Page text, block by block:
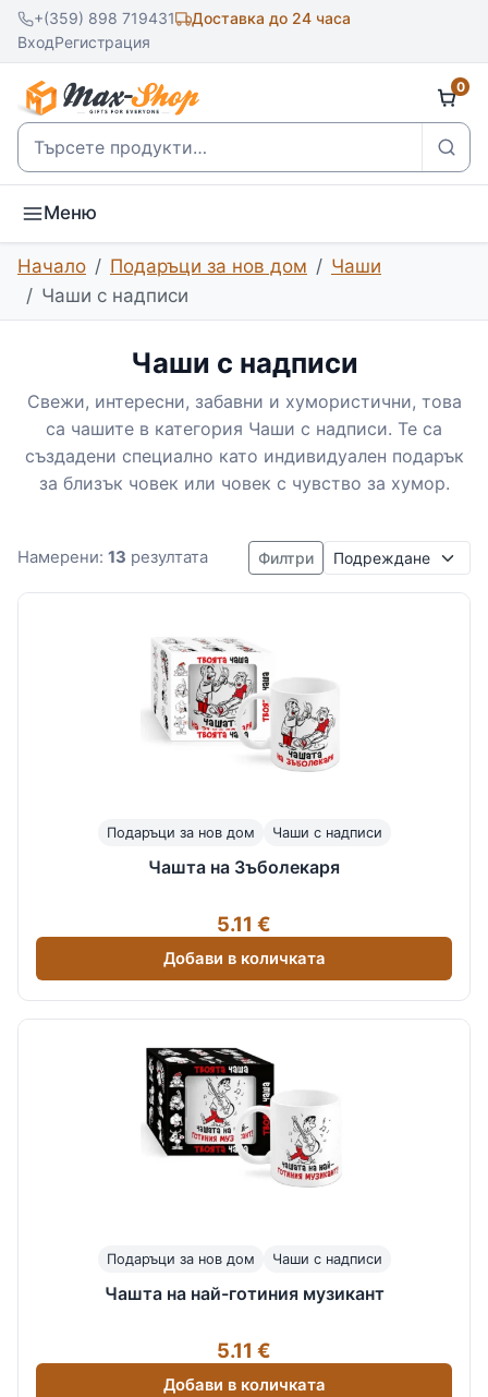
+(359) 898 719431
Доставка до 24 часа
ВходРегистрация
Търсене
0
Меню
Начало Подаръци за нов дом
Чаши
Чаши с надписи
Чаши с надписи
Свежи, интересни, забавни и хумористични, това
са чашите в категория Чаши с надписи. Те са
създадени специално като индивидуален подарък
за близък човек или човек с чувство за хумор.
Намерени: 13 резултата Филтри Подреждане
Подаръци за нов дом Чаши с надписи
Чашта на Зъболекаря
5.11 €
Добави в количката
Подаръци за нов дом Чаши с надписи
Чашта на най-готиния музикант
5.11 €
Добави в количката